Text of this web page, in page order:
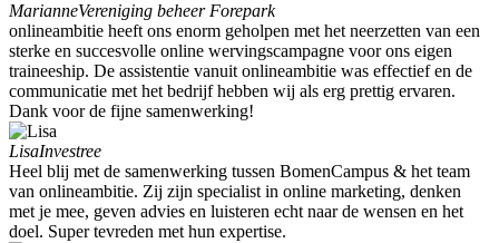
MarianneVereniging beheer Forepark
onlineambitie heeft ons enorm geholpen met het neerzetten van een
sterke en succesvolle online wervingscampagne voor ons eigen
traineeship. De assistentie vanuit onlineambitie was effectief en de
communicatie met het bedrijf hebben wij als erg prettig ervaren.
Dank voor de fijne samenwerking!
LisaInvestree
Heel blij met de samenwerking tussen BomenCampus & het team
van onlineambitie. Zij zijn specialist in online marketing, denken
met je mee, geven advies en luisteren echt naar de wensen en het
doel. Super tevreden met hun expertise.